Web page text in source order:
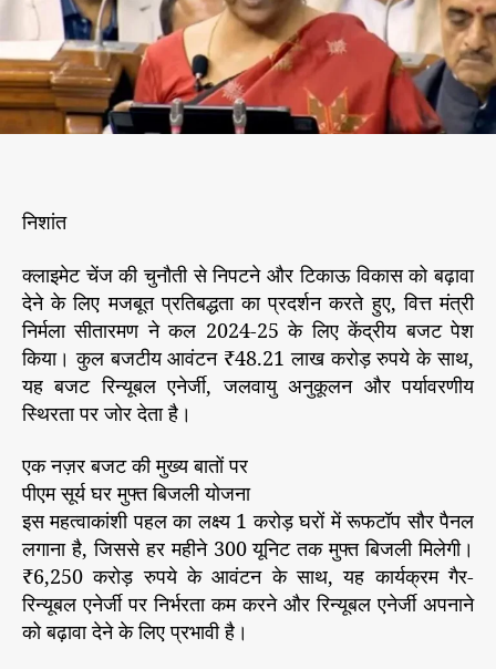
r
द्री
य
ब
ज
ट
औ
र
वि
प
क्ष
की
निशांत
क्लाइमेट चेंज की चुनौती से निपटने और टिकाऊ विकास को बढ़ावा
देने के लिए मजबूत प्रतिबद्धता का प्रदर्शन करते हुए, वित्त मंत्री
निर्मला सीतारमण ने कल 2024-25 के लिए केंद्रीय बजट पेश
किया। कुल बजटीय आवंटन ₹48.21 लाख करोड़ रुपये के साथ,
यह बजट रिन्यूबल एनेर्जी, जलवायु अनुकूलन और पर्यावरणीय
स्थिरता पर जोर देता है।
एक नज़र बजट की मुख्य बातों पर
पीएम सूर्य घर मुफ्त बिजली योजना
इस महत्वाकांशी पहल का लक्ष्य 1 करोड़ घरों में रूफटॉप सौर पैनल
लगाना है, जिससे हर महीने 300 यूनिट तक मुफ्त बिजली मिलेगी।
₹6,250 करोड़ रुपये के आवंटन के साथ, यह कार्यक्रम गैर-
रिन्यूबल एनेर्जी पर निर्भरता कम करने और रिन्यूबल एनेर्जी अपनाने
को बढ़ावा देने के लिए प्रभावी है।